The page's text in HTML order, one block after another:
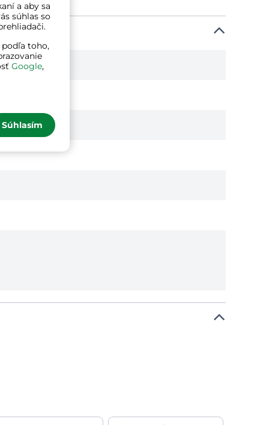
a aby sa
súhlas so
podľa toho,
Google,
Súhlasím